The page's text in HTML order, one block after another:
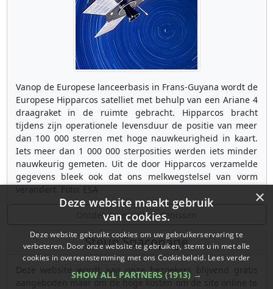
Vanop de Europese lanceerbasis in Frans-Guyana wordt de
Europese Hipparcos satelliet met behulp van een Ariane 4
draagraket in de ruimte gebracht. Hipparcos bracht
tijdens zijn operationele levensduur de positie van meer
dan 100 000 sterren met hoge nauwkeurigheid in kaart.
Iets meer dan 1 000 000 sterposities werden iets minder
nauwkeurig gemeten. Uit de door Hipparcos verzamelde
gegevens bleek ook dat ons melkwegstelsel van vorm
Ontdek meer gebeurtenissen
Steun Spacepage
Deze website wordt aan onze bezoekers blijvend gratis
aangeboden maar om de hoge kosten om de site online te
×
Deze website maakt gebruik
van cookies.
Deze website gebruikt cookies om uw gebruikerservaring te
verbeteren. Door onze website te gebruiken, stemt u in met alle
cookies in overeenstemming met ons Cookiebeleid. Lees verder
SHOW ALL PARTNERS (1913) →